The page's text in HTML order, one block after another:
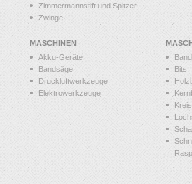
Zimmermannstift und Spitzer
Zwinge
MASCHINEN
Akku-Geräte
Bandsäge
Druckluftwerkzeuge
Elektrowerkzeuge
Bits